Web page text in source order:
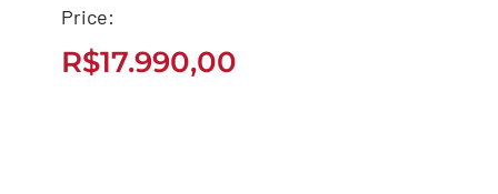
FAN 160 2023 FLEX
R$17.990,00
Price:
R$17.990,00